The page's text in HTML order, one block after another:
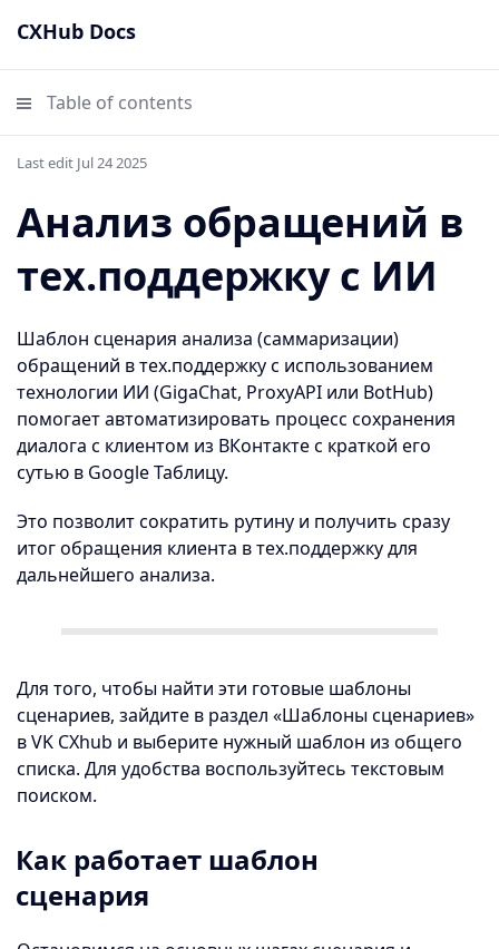
CXHub Docs
Table of contents
Last edit Jul 24 2025
Анализ обращений в
тех.поддержку с ИИ
Шаблон сценария анализа (саммаризации)
обращений в тех.поддержку с использованием
технологии ИИ (GigaChat, ProxyAPI или BotHub)
помогает автоматизировать процесс сохранения
диалога с клиентом из ВКонтакте с краткой его
сутью в Google Таблицу.
Это позволит сократить рутину и получить сразу
итог обращения клиента в тех.поддержку для
дальнейшего анализа.
Для того, чтобы найти эти готовые шаблоны
сценариев, зайдите в раздел «Шаблоны сценариев»
в VK CXhub и выберите нужный шаблон из общего
списка. Для удобства воспользуйтесь текстовым
поиском.
Как работает шаблон
сценария